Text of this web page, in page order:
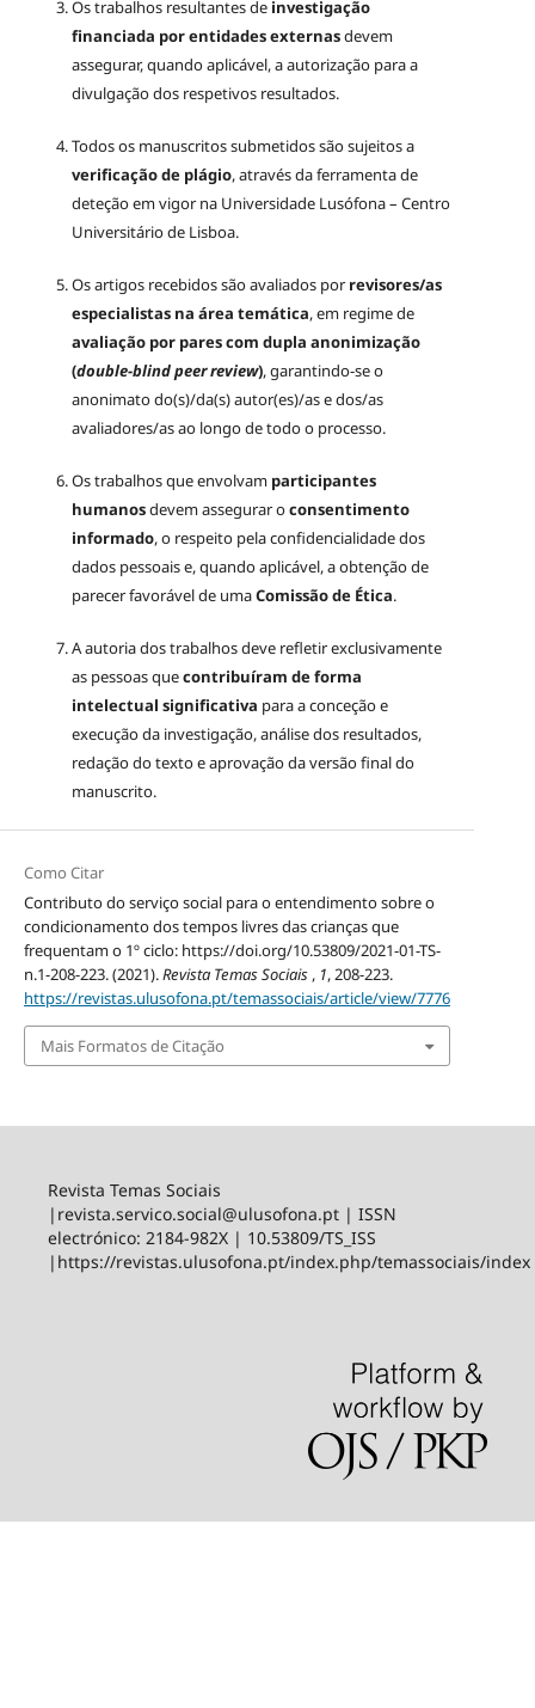
Os trabalhos resultantes de investigação
financiada por entidades externasdevem
assegurar, quando aplicável, a autorização para a
divulgação dos respetivos resultados.
Todos os manuscritos submetidos são sujeitos a
verificação de plágio, através da ferramenta de
deteção em vigor na Universidade Lusófona – Centro
Universitário de Lisboa.
Os artigos recebidos são avaliados porrevisores/as
especialistas na área temática, em regime de
avaliação por pares com dupla anonimização
(double-blind peer review), garantindo-se o
anonimato do(s)/da(s) autor(es)/as e dos/as
avaliadores/as ao longo de todo o processo.
Os trabalhos que envolvam participantes
humanosdevem assegurar oconsentimento
informado, o respeito pela confidencialidade dos
dados pessoais e, quando aplicável, a obtenção de
parecer favorável de umaComissão de Ética.
A autoria dos trabalhos deve refletir exclusivamente
as pessoas quecontribuíram de forma
intelectual significativa para a conceção e
execução da investigação, análise dos resultados,
redação do texto e aprovação da versão final do
manuscrito.
Como Citar
Contributo do serviço social para o entendimento sobre o
condicionamento dos tempos livres das crianças que
frequentam o 1º ciclo: https://doi.org/10.53809/2021-01-TS-
n.1-208-223. (2021).Revista Temas Sociais , 1, 208-223.
https://revistas.ulusofona.pt/temassociais/article/view/7776
Mais Formatos de Citação
Revista Temas Sociais
|revista.servico.social@ulusofona.pt | ISSN
electrónico: 2184-982X | 10.53809/TS_ISS
|https://revistas.ulusofona.pt/index.php/temassociais/index